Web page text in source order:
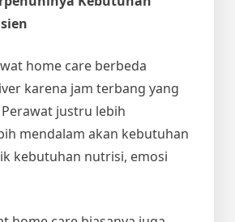
home care berbeda
karena jam terbang yang
justru lebih
mendalam akan kebutuhan
kebutuhan nutrisi, emosi